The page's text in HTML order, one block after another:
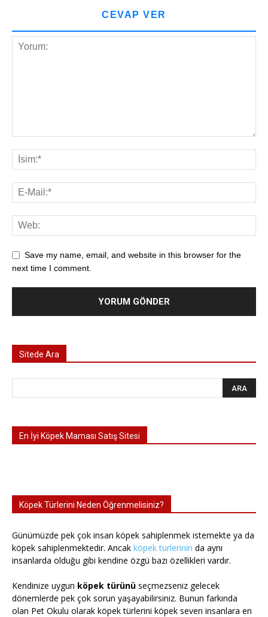
CEVAP VER
Save my name, email, and website in this browser for the
next time I comment.
Sitede Ara
En İyi Köpek Maması Satış Sitesi
Köpek Türlerini Neden Öğrenmelisiniz?
Günümüzde pek çok insan köpek sahiplenmek istemekte ya da
köpek sahiplenmektedir. Ancak köpek türlerinin da aynı
insanlarda olduğu gibi kendine özgü bazı özellikleri vardır.
Kendinize uygun köpek türünü seçmezseniz gelecek
dönemlerde pek çok sorun yaşayabilirsiniz. Bunun farkında
olan Pet Okulu olarak köpek türlerini köpek seven insanlara en